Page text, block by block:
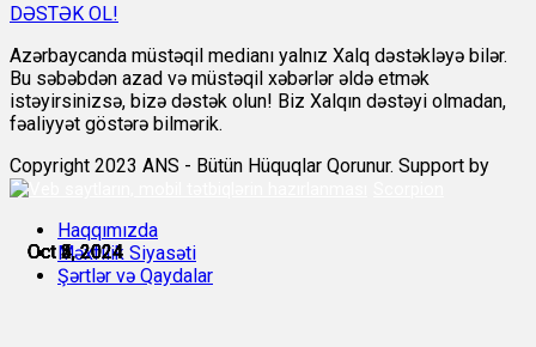
Oct 2, 2024
Oct 2, 2024
Oct 3, 2024
Oct 4, 2024
Oct 4, 2024
Oct 5, 2024
DƏSTƏK OL!
Azərbaycanda müstəqil medianı yalnız Xalq dəstəkləyə bilər.
Bu səbəbdən azad və müstəqil xəbərlər əldə etmək
istəyirsinizsə, bizə dəstək olun! Biz Xalqın dəstəyi olmadan,
fəaliyyət göstərə bilmərik.
Copyright 2023 ANS - Bütün Hüquqlar Qorunur. Support by
Haqqımızda
Məxfilik Siyasəti
Şərtlər və Qaydalar